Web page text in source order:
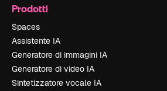
Prodotti
Spaces
Assistente IA
Generatore di immagini IA
Generatore di video IA
Sintetizzatore vocale IA